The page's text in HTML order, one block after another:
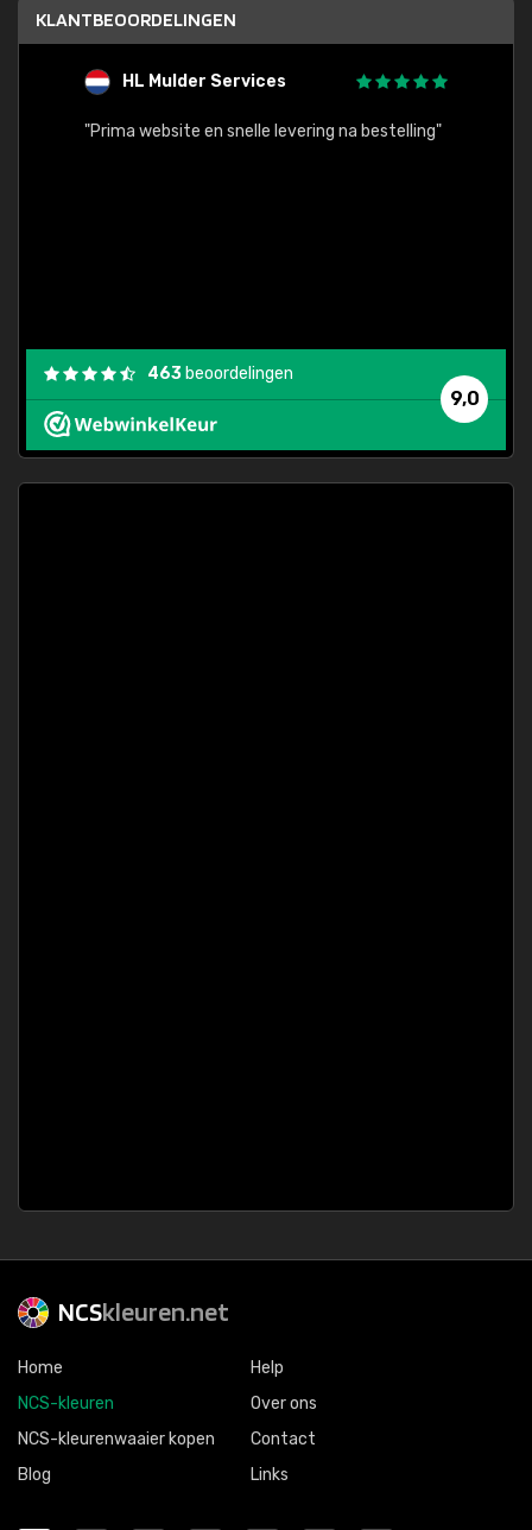
KLANTBEOORDELINGEN
HL Mulder Services
"Prima website en snelle levering na bestelling"
9,0
463 beoordelingen
NCSkleuren.net
Home
NCS-kleuren
NCS-kleurenwaaier kopen
Blog
Help
Over ons
Contact
Links